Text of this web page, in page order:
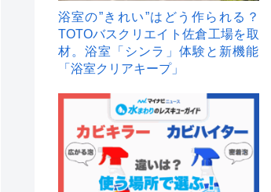
浴室の”きれい”はどう作られる？
TOTOバスクリエイト佐倉工場を取
材。浴室「シンラ」体験と新機能
「浴室クリアキープ」